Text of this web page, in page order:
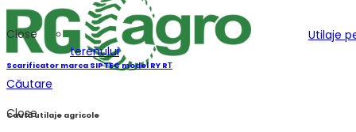
Căutare
Caută utilaje agricole
Utilaje
terenului
Close
Scarificator marca SIPTEC model RY RТ
Close